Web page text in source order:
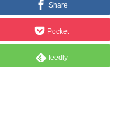
Share
Pocket
feedly